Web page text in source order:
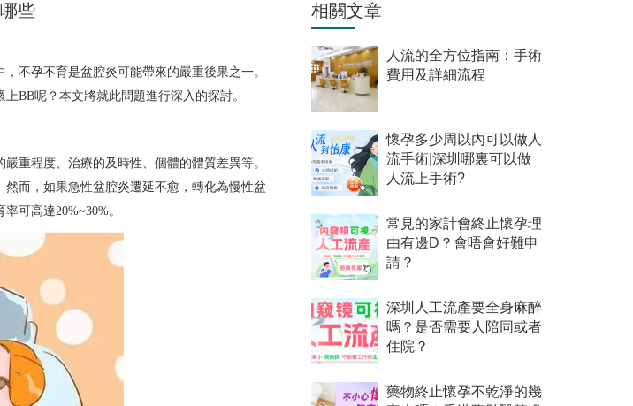
些
不孕不育是盆腔炎可能帶來的嚴重後果之一。
BB呢？本文將就此問題進行深入的探討。
重程度、治療的及時性、個體的體質差異等。
而，如果急性盆腔炎遷延不愈，轉化為慢性盆
可高達20%~30%。
相關文章
人流的全方位指南：手術
費用及詳細流程
懷孕多少周以內可以做人
流手術|深圳哪裏可以做
人流上手術?
常見的家計會終止懷孕理
由有邊D？會唔會好難申
請？
深圳人工流產要全身麻醉
嗎？是否需要人陪同或者
住院？
藥物終止懷孕不乾淨的幾